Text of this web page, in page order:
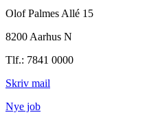
Olof Palmes Allé 15
8200 Aarhus N
Tlf.: 7841 0000
Skriv mail
Nye job